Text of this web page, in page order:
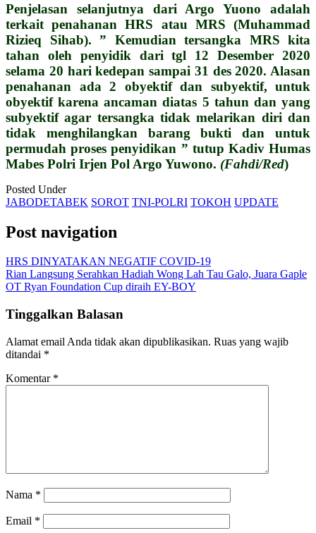
Penjelasan selanjutnya dari Argo Yuono adalah
terkait penahanan HRS atau MRS (Muhammad
Rizieq Sihab). ” Kemudian tersangka MRS kita
tahan oleh penyidik dari tgl 12 Desember 2020
selama 20 hari kedepan sampai 31 des 2020. Alasan
penahanan ada 2 obyektif dan subyektif, untuk
obyektif karena ancaman diatas 5 tahun dan yang
subyektif agar tersangka tidak melarikan diri dan
tidak menghilangkan barang bukti dan untuk
permudah proses penyidikan ” tutup Kadiv Humas
Mabes Polri Irjen Pol Argo Yuwono. (Fahdi/Red)
Posted Under
JABODETABEK SOROT TNI-POLRI TOKOH UPDATE
Post navigation
HRS DINYATAKAN NEGATIF COVID-19
Rian Langsung Serahkan Hadiah Wong Lah Tau Galo, Juara Gaple
OT Ryan Foundation Cup diraih EY-BOY
Tinggalkan Balasan
Alamat email Anda tidak akan dipublikasikan. Ruas yang wajib
ditandai *
Komentar *
Nama *
Email *